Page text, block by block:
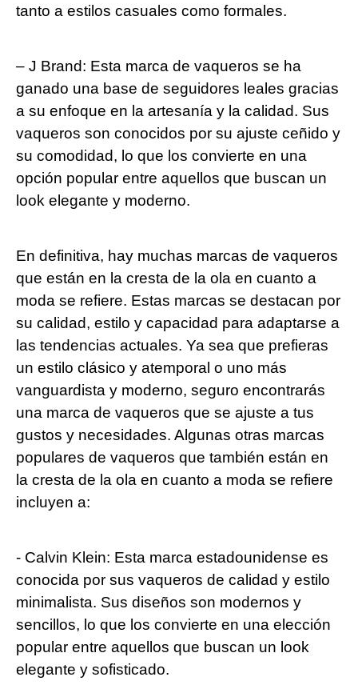
tanto a⁤ estilos ​casuales como formales.
– J Brand:⁤ Esta marca de vaqueros se ha
⁤ganado una base de seguidores ‌leales gracias
a su enfoque en la artesanía y la calidad. Sus
vaqueros ⁣son conocidos por su ajuste ​ceñido y
su comodidad, lo que los convierte en una
opción popular entre aquellos que buscan ​un
‍look ⁢elegante y⁢ moderno.
En definitiva, hay muchas marcas de vaqueros
que están en la cresta de la ola en cuanto a
moda se​ refiere. Estas marcas se destacan por
su calidad, estilo y capacidad para adaptarse a
las tendencias actuales. Ya sea‍ que prefieras
un estilo clásico y atemporal o uno más
vanguardista y moderno, seguro encontrarás
una marca de vaqueros que se ajuste a tus
gustos y necesidades. Algunas otras marcas
populares de vaqueros que también están en⁤
la cresta de la ola en ‍cuanto a moda se refiere
incluyen a:
-⁢ Calvin Klein: Esta marca ‍estadounidense⁤ es
conocida por sus vaqueros de calidad y estilo
⁣minimalista. Sus diseños son modernos y
sencillos, lo que los convierte en una ⁢elección⁢
popular entre aquellos que‌ buscan un look
elegante y sofisticado.